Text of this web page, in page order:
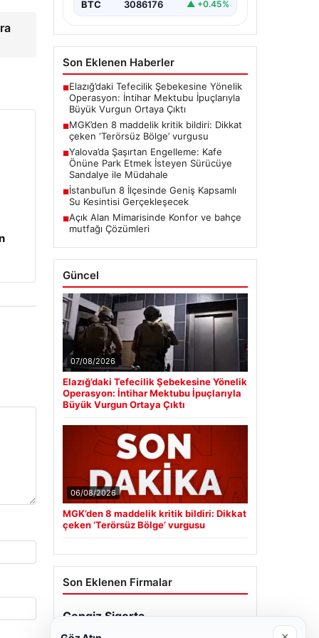
BTC 3086176 ▲ +0.45%
Son Eklenen Haberler
■Elazığ’daki Tefecilik Şebekesine Yönelik
Operasyon: İntihar Mektubu İpuçlarıyla
Büyük Vurgun Ortaya Çıktı
■MGK’den 8 maddelik kritik bildiri: Dikkat
çeken ‘Terörsüz Bölge’ vurgusu
■Yalova’da Şaşırtan Engelleme: Kafe
Önüne Park Etmek İsteyen Sürücüye
Sandalye ile Müdahale
■İstanbul’un 8 İlçesinde Geniş Kapsamlı
Su Kesintisi Gerçekleşecek
■Açık Alan Mimarisinde Konfor ve bahçe
mutfağı Çözümleri
Güncel
07/08/2026
Elazığ’daki Tefecilik Şebekesine Yönelik
Operasyon: İntihar Mektubu İpuçlarıyla
Büyük Vurgun Ortaya Çıktı
06/08/2026
MGK’den 8 maddelik kritik bildiri: Dikkat
çeken ‘Terörsüz Bölge’ vurgusu
Son Eklenen Firmalar
Cengiz Sigorta
23/06/2026